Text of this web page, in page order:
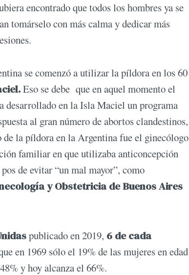
encontrado que todos los hombres ya se
tomárselo con más calma y dedicar más
se comenzó a utilizar la píldora en los 60
Eso se debe que en aquel momento el
desarrollado en la Isla Maciel un programa
al gran número de abortos clandestinos,
la píldora en la Argentina fue el ginecólogo
familiar en que utilizaba anticoncepción
de evitar “un mal mayor”, como
y Obstetricia de Buenos Aires
publicado en 2019, 6 de cada
en 1969 sólo el 19% de las mujeres en edad
y hoy alcanza el 66%.